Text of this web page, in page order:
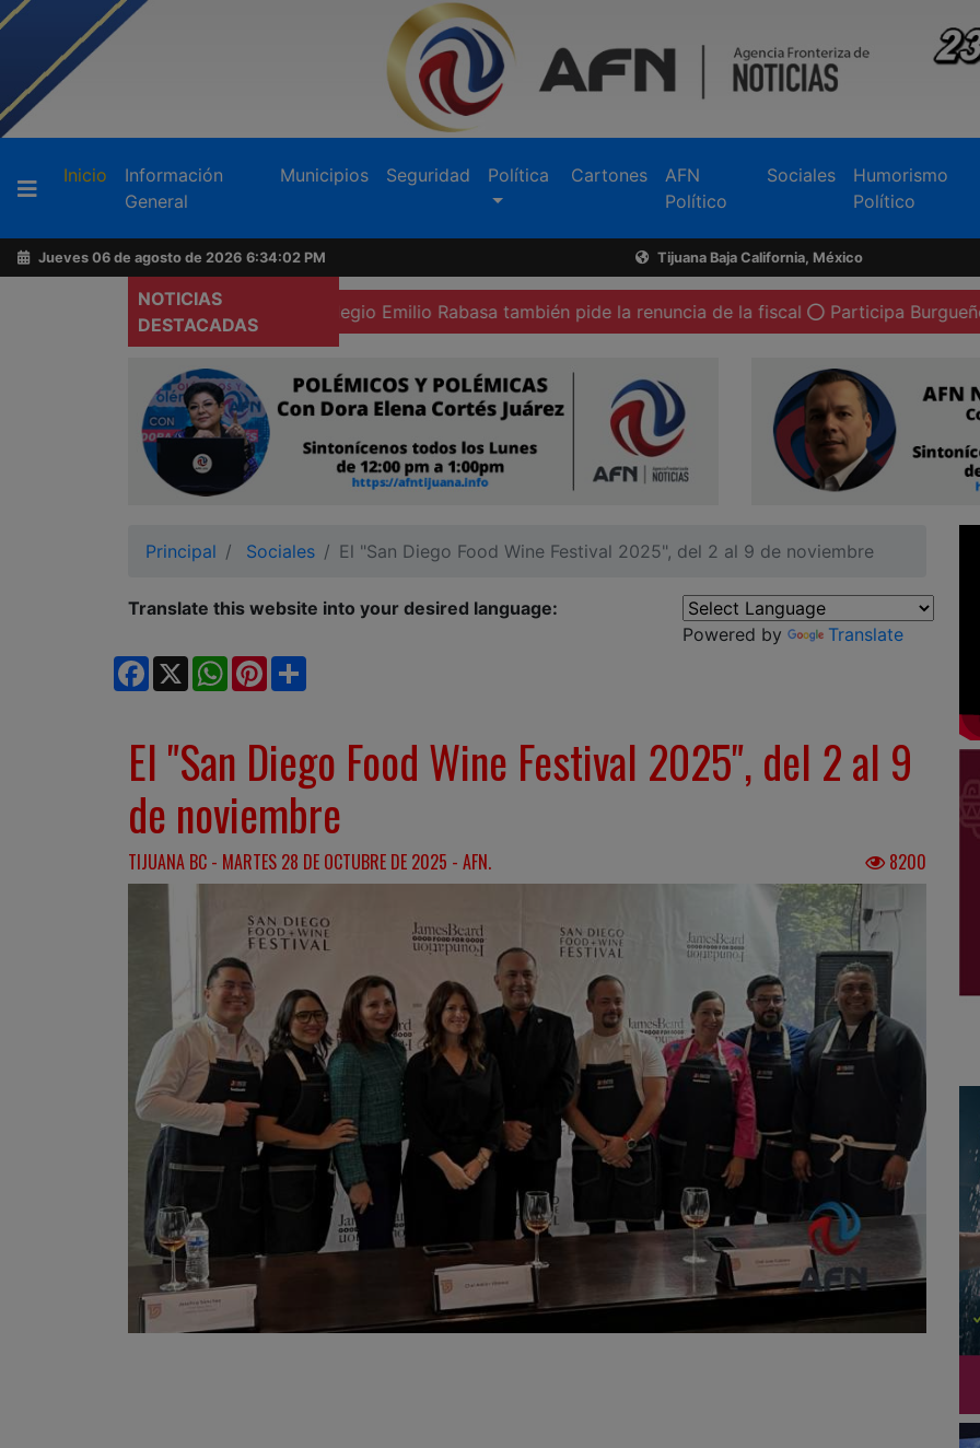
Inicio (current)
Información
General
Municipios Seguridad Política Cartones
AFN
Político
Sociales
Humorismo
Político
Jueves 06 de agosto de 2026 6:34:04 PM Tijuana Baja California, México
NOTICIAS
DESTACADAS
en El Carrizo Colegio Emilio Rabasa también pide la renuncia de la fiscal Participa Burgueño en
Principal Sociales El "San Diego Food Wine Festival 2025", del 2 al 9 de noviembre
Translate this website into your desired language:
Powered by
Translate
Facebook
X WhatsApp
Pinterest
El "San Diego Food Wine Festival 2025", del 2 al 9
de noviembre
TIJUANA BC - MARTES 28 DE OCTUBRE DE 2025 - AFN. 8200
Buscador
Acerca
de